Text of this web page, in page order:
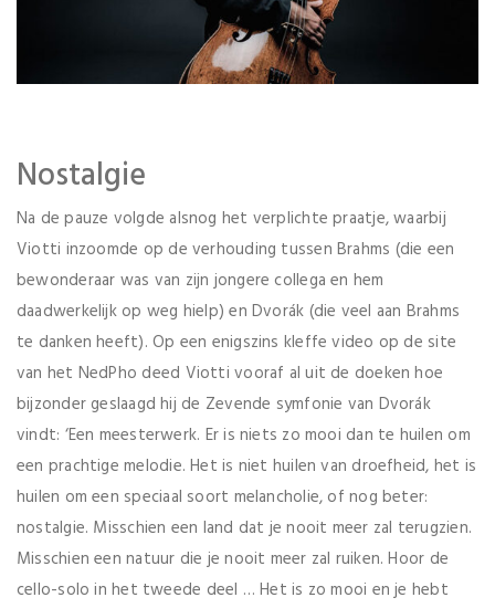
Nostalgie
Na de pauze volgde alsnog het verplichte praatje, waarbij
Viotti inzoomde op de verhouding tussen Brahms (die een
bewonderaar was van zijn jongere collega en hem
daadwerkelijk op weg hielp) en Dvorák (die veel aan Brahms
te danken heeft). Op een enigszins kleffe video op de site
van het NedPho deed Viotti vooraf al uit de doeken hoe
bijzonder geslaagd hij de Zevende symfonie van Dvorák
vindt: ‘Een meesterwerk. Er is niets zo mooi dan te huilen om
een prachtige melodie. Het is niet huilen van droefheid, het is
huilen om een speciaal soort melancholie, of nog beter:
nostalgie. Misschien een land dat je nooit meer zal terugzien.
Misschien een natuur die je nooit meer zal ruiken. Hoor de
cello-solo in het tweede deel … Het is zo mooi en je hebt